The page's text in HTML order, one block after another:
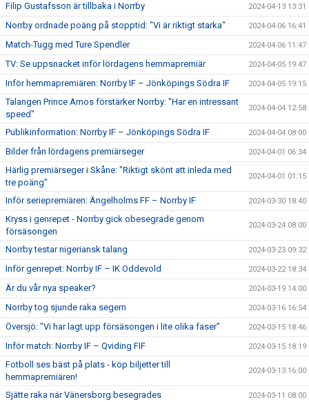
Filip Gustafsson är tillbaka i Norrby 2024-04-13 13:31
Norrby ordnade poäng på stopptid: "Vi är riktigt starka" 2024-04-06 16:41
Match-Tugg med Ture Spendler 2024-04-06 11:47
TV: Se uppsnacket inför lördagens hemmapremiär 2024-04-05 19:47
Inför hemmapremiären: Norrby IF – Jönköpings Södra IF 2024-04-05 19:15
Talangen Prince Amos förstärker Norrby: "Har en intressant
speed"
2024-04-04 12:58
Publikinformation: Norrby IF – Jönköpings Södra IF 2024-04-04 08:00
Bilder från lördagens premiärseger 2024-04-01 06:34
Härlig premiärseger i Skåne: "Riktigt skönt att inleda med
tre poäng"
2024-04-01 01:15
Inför seriepremiären: Ängelholms FF – Norrby IF 2024-03-30 18:40
Kryss i genrepet - Norrby gick obesegrade genom
försäsongen
2024-03-24 08:00
Norrby testar nigeriansk talang 2024-03-23 09:32
Inför genrepet: Norrby IF – IK Oddevold 2024-03-22 18:34
Är du vår nya speaker? 2024-03-19 14:00
Norrby tog sjunde raka segern 2024-03-16 16:54
Översjö: "Vi har lagt upp försäsongen i lite olika faser" 2024-03-15 18:46
Inför match: Norrby IF – Qviding FIF 2024-03-15 18:19
Fotboll ses bäst på plats - köp biljetter till
hemmapremiären!
2024-03-13 16:00
Sjätte raka när Vänersborg besegrades 2024-03-11 08:00